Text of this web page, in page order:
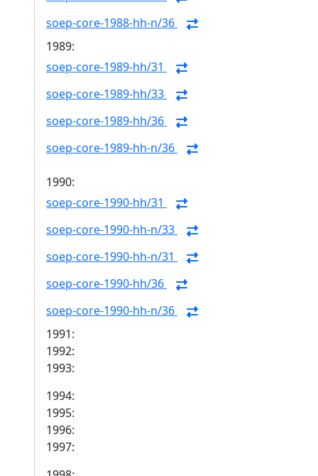
soep-core-1988-hh-n/36
1989:
soep-core-1989-hh/31
soep-core-1989-hh/33
soep-core-1989-hh/36
soep-core-1989-hh-n/36
1990:
soep-core-1990-hh/31
soep-core-1990-hh-n/33
soep-core-1990-hh-n/31
soep-core-1990-hh/36
soep-core-1990-hh-n/36
1991:
1992:
1993:
1994:
1995:
1996:
1997: